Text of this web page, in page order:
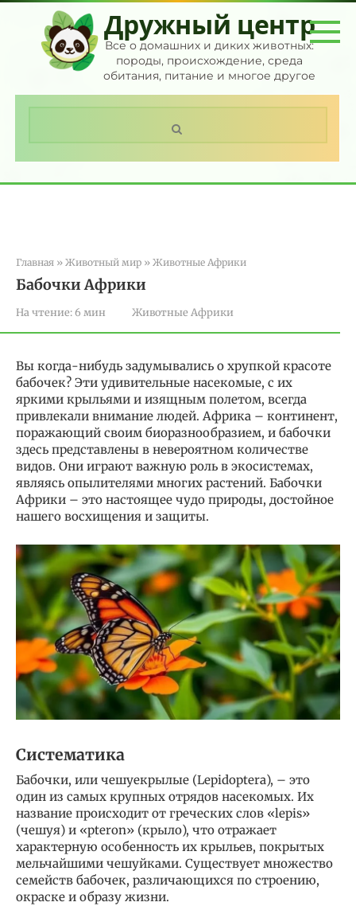
Перейти
контенту
Дружный центр
Все о домашних и диких животных:
породы, происхождение, среда
обитания, питание и многое другое
Главная » Животный мир » Животные Африки
Бабочки Африки
На чтение:6 мин Животные Африки
Вы когда-нибудь задумывались о хрупкой красоте
бабочек? Эти удивительные насекомые, с их
яркими крыльями и изящным полетом, всегда
привлекали внимание людей. Африка – континент,
поражающий своим биоразнообразием, и бабочки
здесь представлены в невероятном количестве
видов. Они играют важную роль в экосистемах,
являясь опылителями многих растений. Бабочки
Африки – это настоящее чудо природы, достойное
нашего восхищения и защиты.
Систематика
Бабочки, или чешуекрылые (Lepidoptera), – это
один из самых крупных отрядов насекомых. Их
название происходит от греческих слов «lepis»
(чешуя) и «pteron» (крыло), что отражает
характерную особенность их крыльев, покрытых
мельчайшими чешуйками. Существует множество
семейств бабочек, различающихся по строению,
окраске и образу жизни.